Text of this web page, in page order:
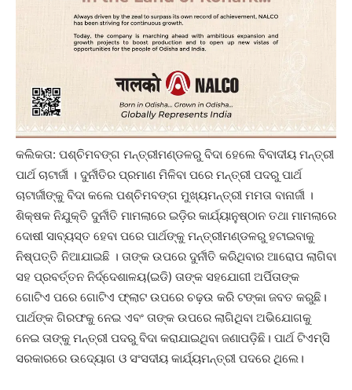
କଲିକତା: ପଶ୍ଚିମବଙ୍ଗ ମନ୍ତ୍ରୀମଣ୍ଡଳରୁ ବିଦା ହେଲେ ବିବାଦୀୟ ମନ୍ତ୍ରୀ
ପାର୍ଥ ଚାଟାର୍ଜୀ । ଦୁର୍ନୀତିର ପ୍ରମାଣ ମିଳିବା ପରେ ମନ୍ତ୍ରୀ ପଦରୁ ପାର୍ଥ
ଚାଟାର୍ଜୀଙ୍କୁ ବିଦା କଲେ ପଶ୍ଚିମବଙ୍ଗ ମୁଖ୍ୟମନ୍ତ୍ରୀ ମମତା ବାନାର୍ଜୀ ।
ଶିକ୍ଷକ ନିଯୁକ୍ତି ଦୁର୍ନୀତି ମାମଲାରେ ଇଡ଼ିର କାର୍ଯ୍ୟାନୁଷ୍ଠାନ ତଥା ମାମଲାରେ
ଦୋଷୀ ସାବ୍ୟସ୍ତ ହେବା ପରେ ପାର୍ଥଙ୍କୁ ମନ୍ତ୍ରୀମଣ୍ଡଳରୁ ହଟାଇବାକୁ
ନିଷ୍ପତ୍ତି ନିଆଯାଇଛି । ତାଙ୍କ ଉପରେ ଦୁର୍ନୀତି କରିଥିବାର ଆରୋପ ଲାଗିବା
ସହ ପ୍ରବର୍ତ୍ତନ ନିର୍ଦ୍ଦେଶାଳୟ(ଇଡି) ତାଙ୍କ ସହଯୋଗୀ ଅର୍ପିତାଙ୍କ
ଗୋଟିଏ ପରେ ଗୋଟିଏ ଫ୍ଲାଟ ଉପରେ ଚଢ଼ଉ କରି ଟଙ୍କା ଜବତ କରୁଛି।
ପାର୍ଥଙ୍କ ଗିରଫକୁ ନେଇ ଏବଂ ତାଙ୍କ ଉପରେ ଲାଗିଥିବା ଅଭିଯୋଗକୁ
ନେଇ ତାଙ୍କୁ ମନ୍ତ୍ରୀ ପଦରୁ ବିଦା କରାଯାଇଥିବା ଜଣାପଡ଼ିଛି। ପାର୍ଥ ଟିଏମ୍‌ସି
ସରକାରରେ ଉଦ୍ୟୋଗ ଓ ସଂସଦୀୟ କାର୍ଯ୍ୟମନ୍ତ୍ରୀ ପଦରେ ଥିଲେ।